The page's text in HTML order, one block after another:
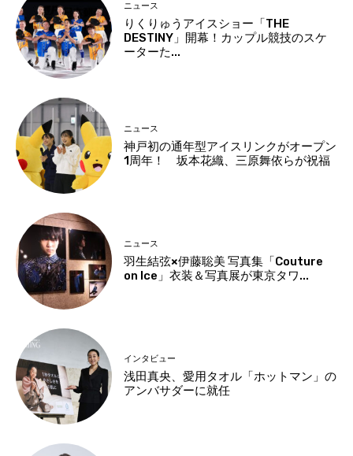
ニュース
りくりゅうアイスショー「THE
DESTINY」開幕！カップル競技のスケ
ーターた...
ニュース
神戸初の通年型アイスリンクがオープン
1周年！ 坂本花織、三原舞依らが祝福
ニュース
羽生結弦×伊藤聡美 写真集「Couture
on Ice」衣装＆写真展が東京タワ...
インタビュー
浅田真央、愛用タオル「ホットマン」の
アンバサダーに就任